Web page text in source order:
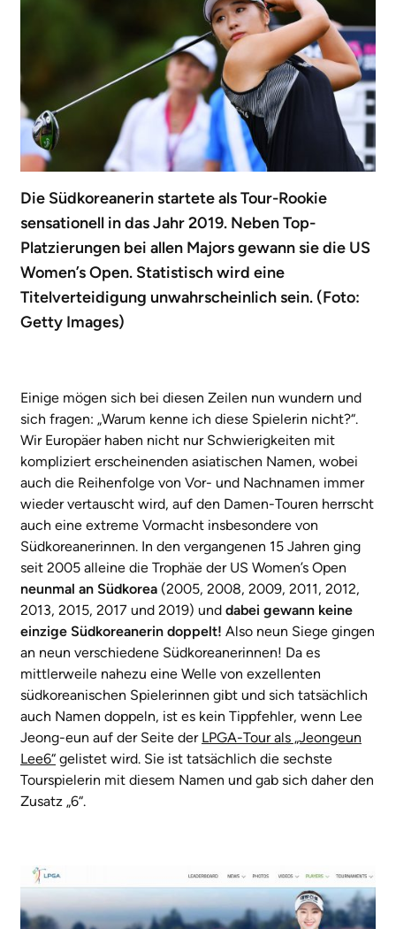
Die Südkoreanerin startete als Tour-Rookie
sensationell in das Jahr 2019. Neben Top-
Platzierungen bei allen Majors gewann sie die US
Women’s Open. Statistisch wird eine
Titelverteidigung unwahrscheinlich sein. (Foto:
Getty Images)
Einige mögen sich bei diesen Zeilen nun wundern und
sich fragen: „Warum kenne ich diese Spielerin nicht?“.
Wir Europäer haben nicht nur Schwierigkeiten mit
kompliziert erscheinenden asiatischen Namen, wobei
auch die Reihenfolge von Vor- und Nachnamen immer
wieder vertauscht wird, auf den Damen-Touren herrscht
auch eine extreme Vormacht insbesondere von
Südkoreanerinnen. In den vergangenen 15 Jahren ging
seit 2005 alleine die Trophäe der US Women’s Open
neunmal an Südkorea (2005, 2008, 2009, 2011, 2012,
2013, 2015, 2017 und 2019) und dabei gewann keine
einzige Südkoreanerin doppelt! Also neun Siege gingen
an neun verschiedene Südkoreanerinnen! Da es
mittlerweile nahezu eine Welle von exzellenten
südkoreanischen Spielerinnen gibt und sich tatsächlich
auch Namen doppeln, ist es kein Tippfehler, wenn Lee
Jeong-eun auf der Seite der LPGA-Tour als „Jeongeun
Lee6“ gelistet wird. Sie ist tatsächlich die sechste
Tourspielerin mit diesem Namen und gab sich daher den
Zusatz „6“.